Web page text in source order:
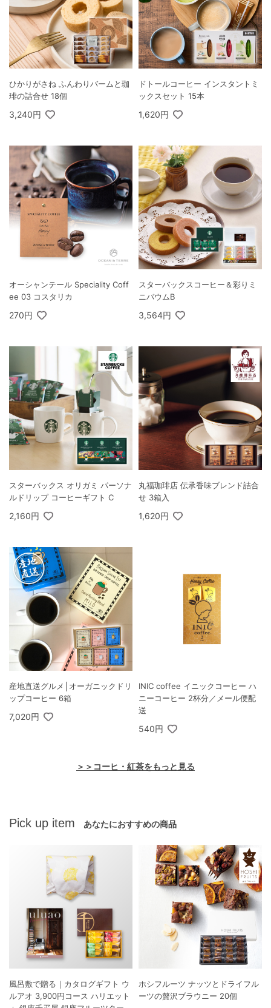
ひかりがさね ふんわりバームと珈
琲の詰合せ 18個
3,240円
ドトールコーヒー インスタントミ
ックスセット 15本
1,620円
オーシャンテール Speciality Coff
ee 03 コスタリカ
270円
スターバックスコーヒー＆彩りミ
ニバウムB
3,564円
スターバックス オリガミ パーソナ
ルドリップ コーヒーギフト C
2,160円
丸福珈琲店 伝承香味ブレンド詰合
せ 3箱入
1,620円
産地直送グルメ│オーガニックドリ
ップコーヒー 6箱
7,020円
INIC coffee イニックコーヒー ハ
ニーコーヒー 2杯分／メール便配
送
540円
＞＞コーヒ・紅茶をもっと見る
Pick up item あなたにおすすめの商品
風呂敷で贈る｜カタログギフト ウ
ルアオ 3,900円コース ハリエット
ホシフルーツ ナッツとドライフル
ーツの贅沢ブラウニー 20個